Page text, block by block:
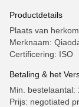
Productdetails
Plaats van
Merknaam:
Certificering: ISO
Betaling & het
Min. bestelaantal:
Prijs: negotiated